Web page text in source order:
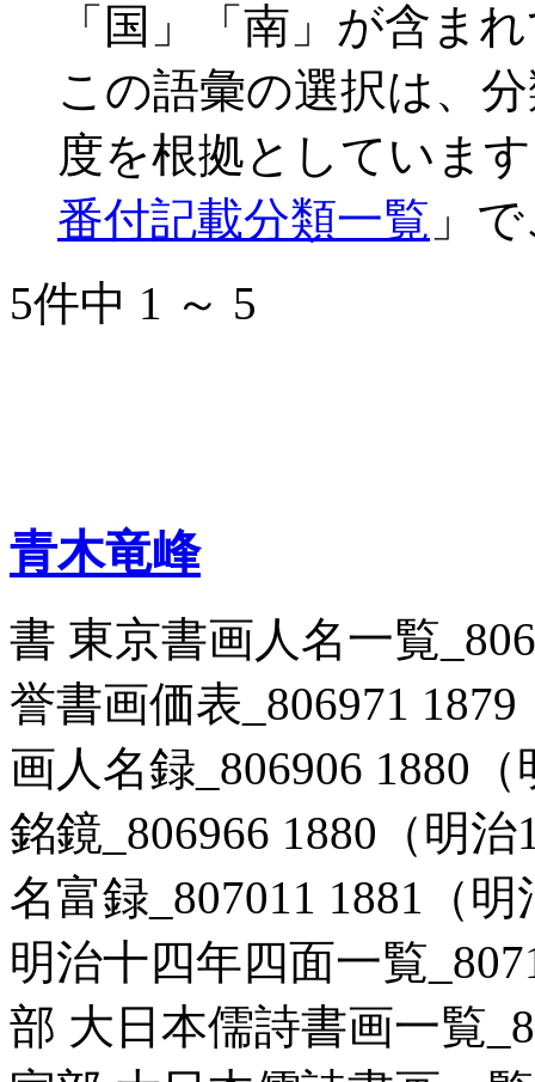
「国」「南」が含ま
この語彙の選択は、
度を根拠としていま
番付記載分類一覧 」
5件中 1 ～ 5
青木竜峰
書 東京書画人名一覧
誉書画価表_806971
画人名録_806906 1880
銘鏡_806966 1880（明
名富録_807011 1881（
明治十四年四面一覧
部 大日本儒詩書画一覧